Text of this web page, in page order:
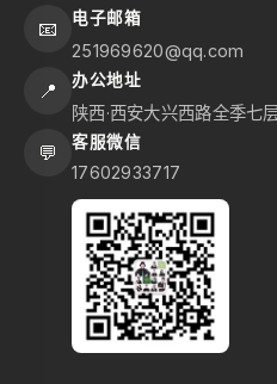
📧 电子邮箱
251969620@qq.com
📍 办公地址
陕西·西安大兴西路全季七
💬 客服微信
17602933717